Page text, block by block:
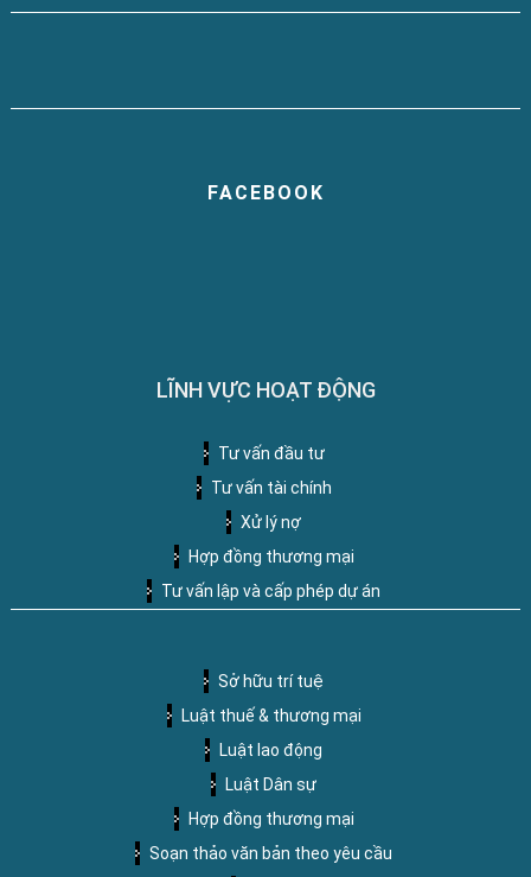
FACEBOOK
LĨNH VỰC HOẠT ĐỘNG
Tư vấn đầu tư
Tư vấn tài chính
Xử lý nợ
Hợp đồng thương mại
Tư vấn lập và cấp phép dự án
Sở hữu trí tuệ
Luật thuế & thương mại
Luật lao động
Luật Dân sự
Hợp đồng thương mại
Soạn thảo văn bản theo yêu cầu